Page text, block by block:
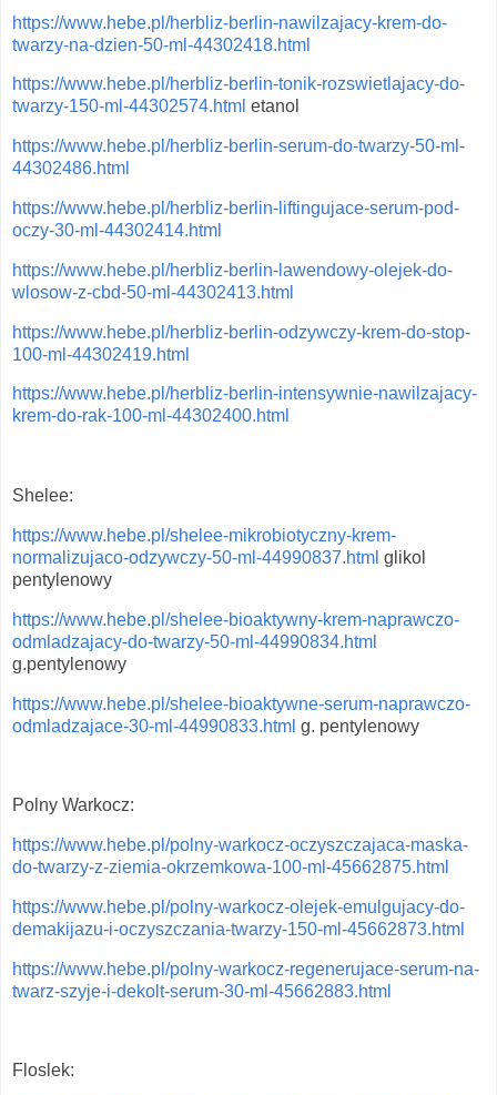
https://www.hebe.pl/herbliz-berlin-nawilzajacy-krem-do-
twarzy-na-dzien-50-ml-44302418.html
https://www.hebe.pl/herbliz-berlin-tonik-rozswietlajacy-do-
twarzy-150-ml-44302574.html etanol
https://www.hebe.pl/herbliz-berlin-serum-do-twarzy-50-ml-
44302486.html
https://www.hebe.pl/herbliz-berlin-liftingujace-serum-pod-
oczy-30-ml-44302414.html
https://www.hebe.pl/herbliz-berlin-lawendowy-olejek-do-
wlosow-z-cbd-50-ml-44302413.html
https://www.hebe.pl/herbliz-berlin-odzywczy-krem-do-stop-
100-ml-44302419.html
https://www.hebe.pl/herbliz-berlin-intensywnie-nawilzajacy-
krem-do-rak-100-ml-44302400.html
Shelee:
https://www.hebe.pl/shelee-mikrobiotyczny-krem-
normalizujaco-odzywczy-50-ml-44990837.html glikol
pentylenowy
https://www.hebe.pl/shelee-bioaktywny-krem-naprawczo-
odmladzajacy-do-twarzy-50-ml-44990834.html
g.pentylenowy
https://www.hebe.pl/shelee-bioaktywne-serum-naprawczo-
odmladzajace-30-ml-44990833.html g. pentylenowy
Polny Warkocz:
https://www.hebe.pl/polny-warkocz-oczyszczajaca-maska-
do-twarzy-z-ziemia-okrzemkowa-100-ml-45662875.html
https://www.hebe.pl/polny-warkocz-olejek-emulgujacy-do-
demakijazu-i-oczyszczania-twarzy-150-ml-45662873.html
https://www.hebe.pl/polny-warkocz-regenerujace-serum-na-
twarz-szyje-i-dekolt-serum-30-ml-45662883.html
Floslek: